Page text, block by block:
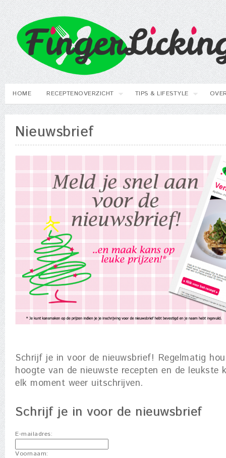
HOME RECEPTENOVERZICHT TIPS & LIFESTYLE
Nieuwsbrief
Schrijf je in voor de nieuwsbrief! Regelmatig
hoogte van de nieuwste recepten en de leukste
elk moment weer uitschrijven.
Schrijf je in voor de nieuwsbrief
E-mailadres:
Voornaam: